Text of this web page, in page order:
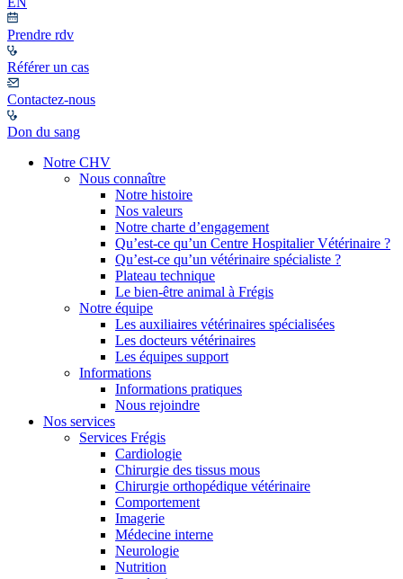
Prendre rdv
Référer un cas
Contactez-nous
Don du sang
Notre CHV
Nous connaître
Notre histoire
Nos valeurs
Notre charte d’engagement
Qu’est-ce qu’un Centre Hospitalier Vétérinaire ?
Qu’est-ce qu’un vétérinaire spécialiste ?
Plateau technique
Le bien-être animal à Frégis
Notre équipe
Les auxiliaires vétérinaires spécialisées
Les docteurs vétérinaires
Les équipes support
Informations
Informations pratiques
Nous rejoindre
Nos services
Services Frégis
Cardiologie
Chirurgie des tissus mous
Chirurgie orthopédique vétérinaire
Comportement
Imagerie
Médecine interne
Neurologie
Nutrition